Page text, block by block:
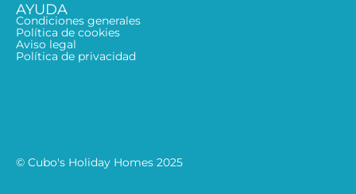
AYUDA
Condiciones generales
Política de cookies
Aviso legal
Política de privacidad
© Cubo's Holiday Homes 2025